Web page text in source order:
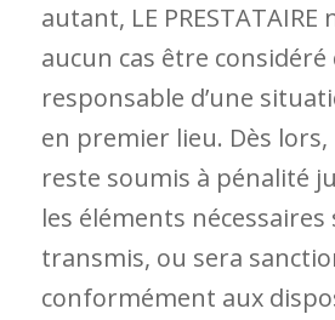
autant, LE
aucun cas être considéré
responsable d’une
en premier lieu. Dès lors,
reste soumis à pénalité
les éléments nécessaires
transmis, ou sera
conformément aux